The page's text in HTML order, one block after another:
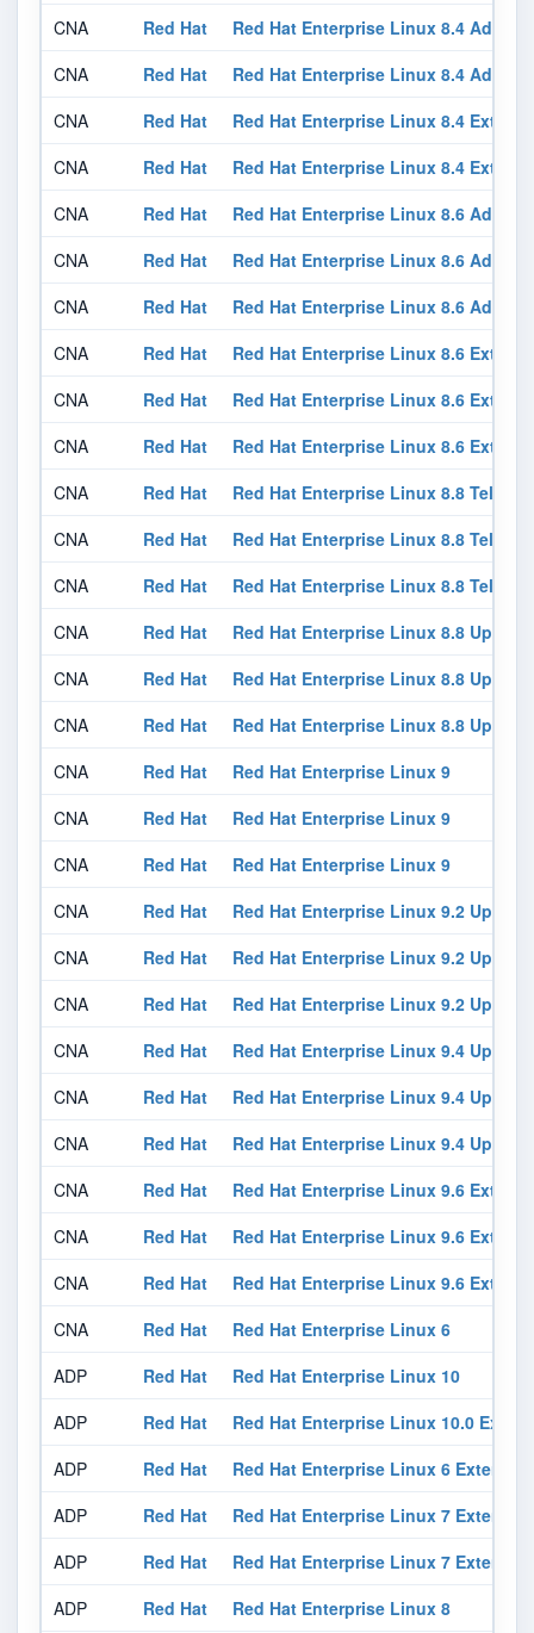
CNA Red Hat
Red Hat Enterprise Linux 8.4
CNA
Red Hat
Red Hat Enterprise Linux 8.4
CNA
Red Hat
Red Hat Enterprise Linux 8.4
CNA
Red Hat
Red Hat Enterprise Linux 8.4
CNA
Red Hat
Red Hat Enterprise Linux 8.6
CNA
Red Hat
Red Hat Enterprise Linux 8.6
CNA
Red Hat
Red Hat Enterprise Linux 8.6
CNA
Red Hat
Red Hat Enterprise Linux 8.6
CNA
Red Hat
Red Hat Enterprise Linux 8.6
CNA
Red Hat
Red Hat Enterprise Linux 8.6
CNA
Red Hat
Red Hat Enterprise Linux 8.8
CNA
Red Hat
Red Hat Enterprise Linux 8.8
CNA
Red Hat
Red Hat Enterprise Linux 8.8
CNA
Red Hat
Red Hat Enterprise Linux 8.8
CNA
Red Hat
Red Hat Enterprise Linux 8.8
CNA
Red Hat
Red Hat Enterprise Linux 8.8
CNA
Red Hat
Red Hat Enterprise Linux 9
CNA
Red Hat
Red Hat Enterprise Linux 9
CNA
Red Hat
Red Hat Enterprise Linux 9
CNA
Red Hat
Red Hat Enterprise Linux 9.2
CNA
Red Hat
Red Hat Enterprise Linux 9.2
CNA
Red Hat
Red Hat Enterprise Linux 9.2
CNA
Red Hat
Red Hat Enterprise Linux 9.4
CNA
Red Hat
Red Hat Enterprise Linux 9.4
CNA
Red Hat
Red Hat Enterprise Linux 9.4
CNA
Red Hat
Red Hat Enterprise Linux 9.6
CNA
Red Hat
Red Hat Enterprise Linux 9.6
CNA
Red Hat
Red Hat Enterprise Linux 9.6
CNA
Red Hat
Red Hat Enterprise Linux 6
ADP
Red Hat
Red Hat Enterprise Linux 10
ADP
Red Hat
Red Hat Enterprise Linux 10.0
ADP
Red Hat
Red Hat Enterprise Linux 6
ADP
Red Hat
Red Hat Enterprise Linux 7
ADP
Red Hat
Red Hat Enterprise Linux 7
ADP
Red Hat
Red Hat Enterprise Linux 8